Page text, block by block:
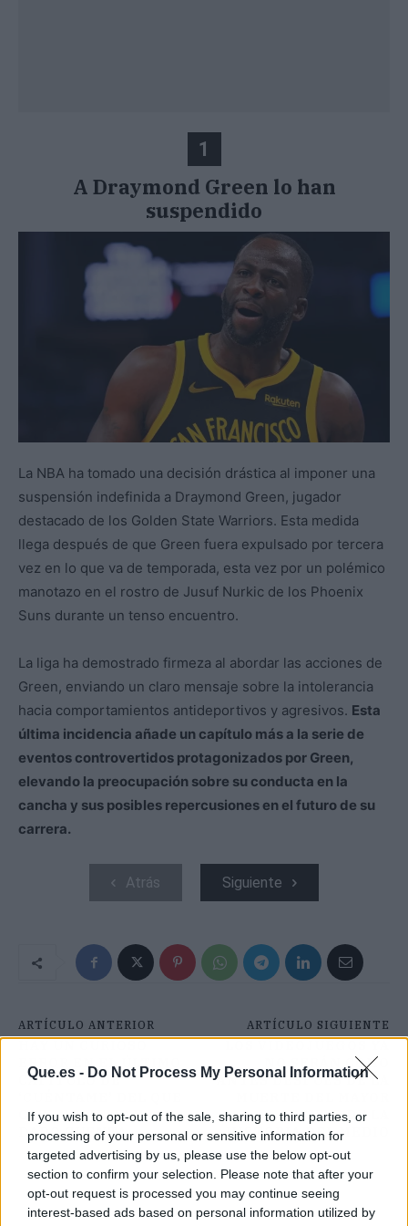
Que.es - Do Not Process My Personal Information
If you wish to opt-out of the sale, sharing to third parties, or
processing of your personal or sensitive information for
targeted advertising by us, please use the below opt-out
section to confirm your selection. Please note that after your
opt-out request is processed you may continue seeing
interest-based ads based on personal information utilized by
1
A Draymond Green lo han
suspendido
La NBA ha tomado una decisión drástica al imponer una
suspensión indefinida a Draymond Green, jugador
destacado de los Golden State Warriors. Esta medida
llega después de que Green fuera expulsado por tercera
vez en lo que va de temporada, esta vez por un polémico
manotazo en el rostro de Jusuf Nurkic de los Phoenix
Suns durante un tenso encuentro.
La liga ha demostrado firmeza al abordar las acciones de
Green, enviando un claro mensaje sobre la intolerancia
hacia comportamientos antideportivos y agresivos. Esta
última incidencia añade un capítulo más a la serie de
eventos controvertidos protagonizados por Green,
elevando la preocupación sobre su conducta en la
cancha y sus posibles repercusiones en el futuro de su
carrera.
Atrás Siguiente
ARTÍCULO ANTERIOR
ERROR EN EL ÚLTIMO
CAPÍTULO DE
CASI NADIE SE HA
DADO CUENTA
ARTÍCULO SIGUIENTE
NO SERÁN COMO
ANTES DESPUÉS DE LA
EVENTO DE LA
HISTORIA DEL MEDIO